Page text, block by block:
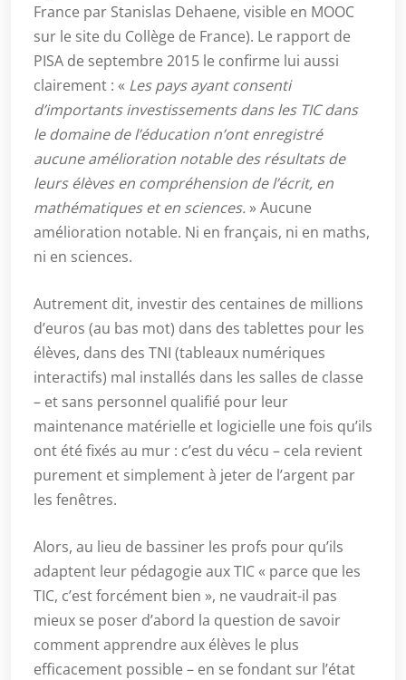
France par Stanislas Dehaene, visible en MOOC
sur le site du Collège de France). Le rapport de
PISA de septembre 2015 le confirme lui aussi
clairement : « Les pays ayant consenti
d’importants investissements dans les TIC dans
le domaine de l’éducation n’ont enregistré
aucune amélioration notable des résultats de
leurs élèves en compréhension de l’écrit, en
mathématiques et en sciences. » Aucune
amélioration notable. Ni en français, ni en maths,
ni en sciences.
Autrement dit, investir des centaines de millions
d’euros (au bas mot) dans des tablettes pour les
élèves, dans des TNI (tableaux numériques
interactifs) mal installés dans les salles de classe
– et sans personnel qualifié pour leur
maintenance matérielle et logicielle une fois qu’ils
ont été fixés au mur : c’est du vécu – cela revient
purement et simplement à jeter de l’argent par
les fenêtres.
Alors, au lieu de bassiner les profs pour qu’ils
adaptent leur pédagogie aux TIC « parce que les
TIC, c’est forcément bien », ne vaudrait-il pas
mieux se poser d’abord la question de savoir
comment apprendre aux élèves le plus
efficacement possible – en se fondant sur l’état